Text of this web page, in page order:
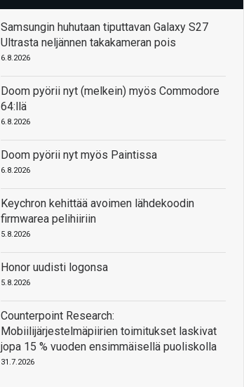
Samsungin huhutaan tiputtavan Galaxy S27
Ultrasta neljännen takakameran pois
6.8.2026
Doom pyörii nyt (melkein) myös Commodore
64:llä
6.8.2026
Doom pyörii nyt myös Paintissa
6.8.2026
Keychron kehittää avoimen lähdekoodin
firmwarea pelihiiriin
5.8.2026
Honor uudisti logonsa
5.8.2026
Counterpoint Research:
Mobiilijärjestelmäpiirien toimitukset laskivat
jopa 15 % vuoden ensimmäisellä puoliskolla
31.7.2026